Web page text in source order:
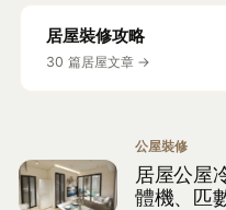
居屋裝修攻略
30 篇居屋文章 →
公屋裝修
居屋公屋
體機、匹